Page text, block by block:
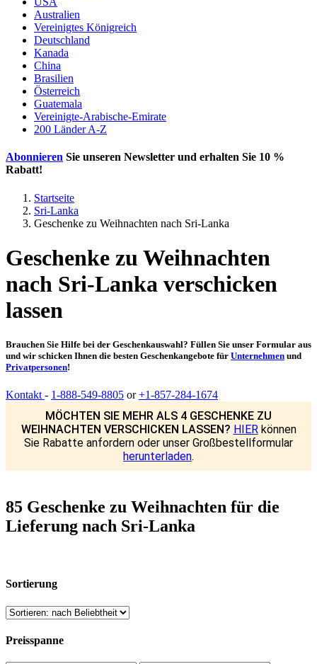
Australien
Vereinigtes Königreich
Deutschland
Kanada
China
Brasilien
Österreich
Guatemala
Vereinigte-Arabische-Emirate
200 Länder A-Z
Abonnieren Sie unseren Newsletter und erhalten Sie 10 %
Rabatt!
Startseite
Sri-Lanka
Geschenke zu Weihnachten nach Sri-Lanka
Geschenke zu Weihnachten
nach Sri-Lanka verschicken
lassen
Brauchen Sie Hilfe bei der Geschenkauswahl? Füllen Sie unser Formular aus
und wir schicken Ihnen die besten Geschenkangebote für Unternehmen und
Privatpersonen!
Kontakt - 1-888-549-8805 or+1-857-284-1674
MÖCHTEN SIE MEHR ALS 4 GESCHENKE ZU
WEIHNACHTEN VERSCHICKEN LASSEN? HIERkönnen
Sie Rabatte anfordern oder unser Großbestellformular
herunterladen.
85 Geschenke zu Weihnachten für die
Lieferung nach Sri-Lanka
Sortierung
Preisspanne